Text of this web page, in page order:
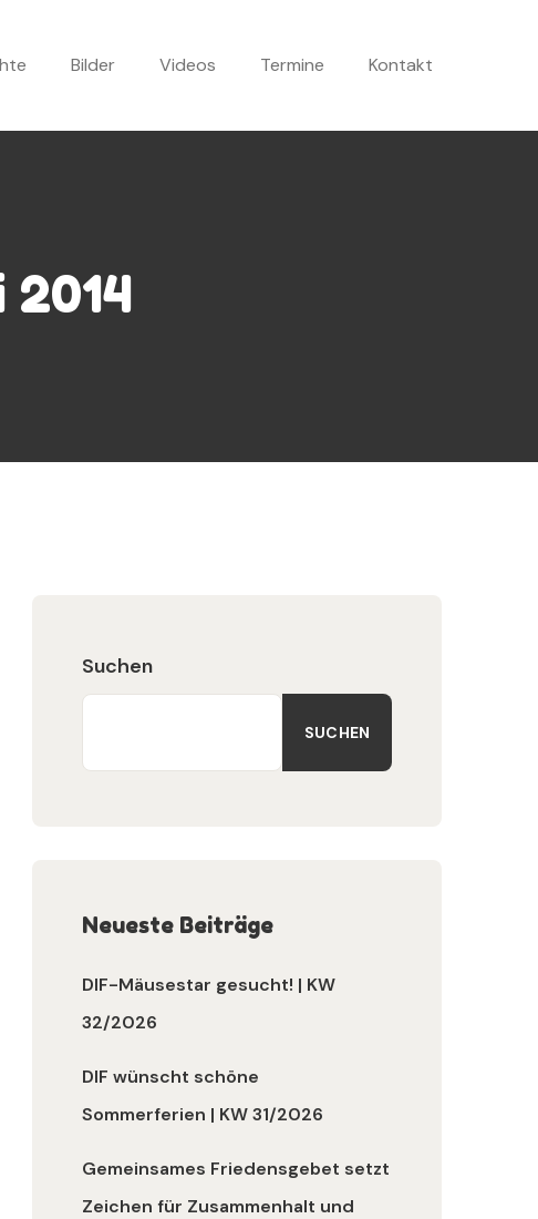
Bilder Videos Termine Kontakt
Suchen
SUCHEN
Neueste Beiträge
DIF-Mäusestar gesucht! | KW
32/2026
DIF wünscht schöne
Sommerferien | KW 31/2026
Gemeinsames Friedensgebet setzt
Zeichen für Zusammenhalt und